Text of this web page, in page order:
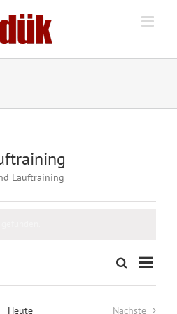
Lauftraining
Suche
und
SucheListe
Heute
Nächste